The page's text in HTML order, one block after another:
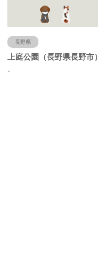
長野県
上庭公園（長野県長野市）
-